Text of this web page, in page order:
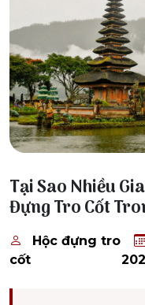
Tại Sao Nhiều
Đựng Tro Cốt
Hộc đựng tro
cốt